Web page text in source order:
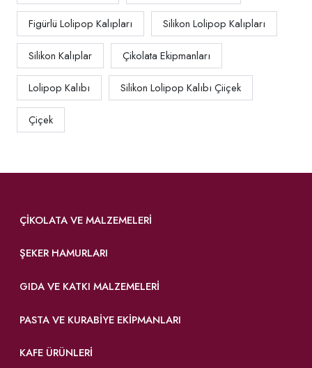
Figürlü Lolipop Kalıpları Silikon Lolipop Kalıpları
Silikon Kalıplar Çikolata Ekipmanları
Lolipop Kalıbı Silikon Lolipop Kalıbı Çiiçek
Çiçek
ÇIKOLATA VE MALZEMELERI
ŞEKER HAMURLARI
GIDA VE KATKI MALZEMELERI
PASTA VE KURABIYE EKIPMANLARI
KAFE ÜRÜNLERI